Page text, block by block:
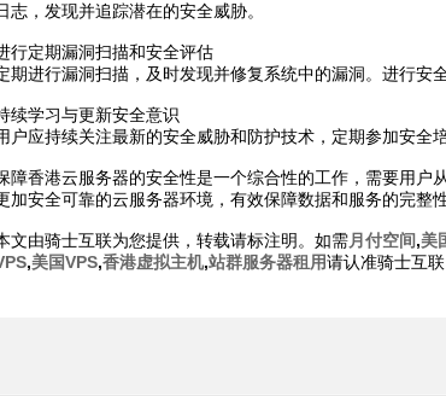
志，发现并追踪潜在的安全威胁。
行定期漏洞扫描和安全评估
期进行漏洞扫描，及时发现并修复系统中的漏洞。进行安
续学习与更新安全意识
户应持续关注最新的安全威胁和防护技术，定期参加安全
障香港云服务器的安全性是一个综合性的工作，需要用
加安全可靠的云服务器环境，有效保障数据和服务的完整
文由骑士互联为您提供，转载请标注明。如需月付空间,美
,美国VPS,香港虚拟主机,站群服务器租用请认准骑士互